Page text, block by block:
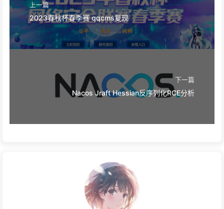
上一篇
2023春秋杯春季赛 qqcms复现
下一篇
Nacos Jraft Hessian反序列化RCE分析